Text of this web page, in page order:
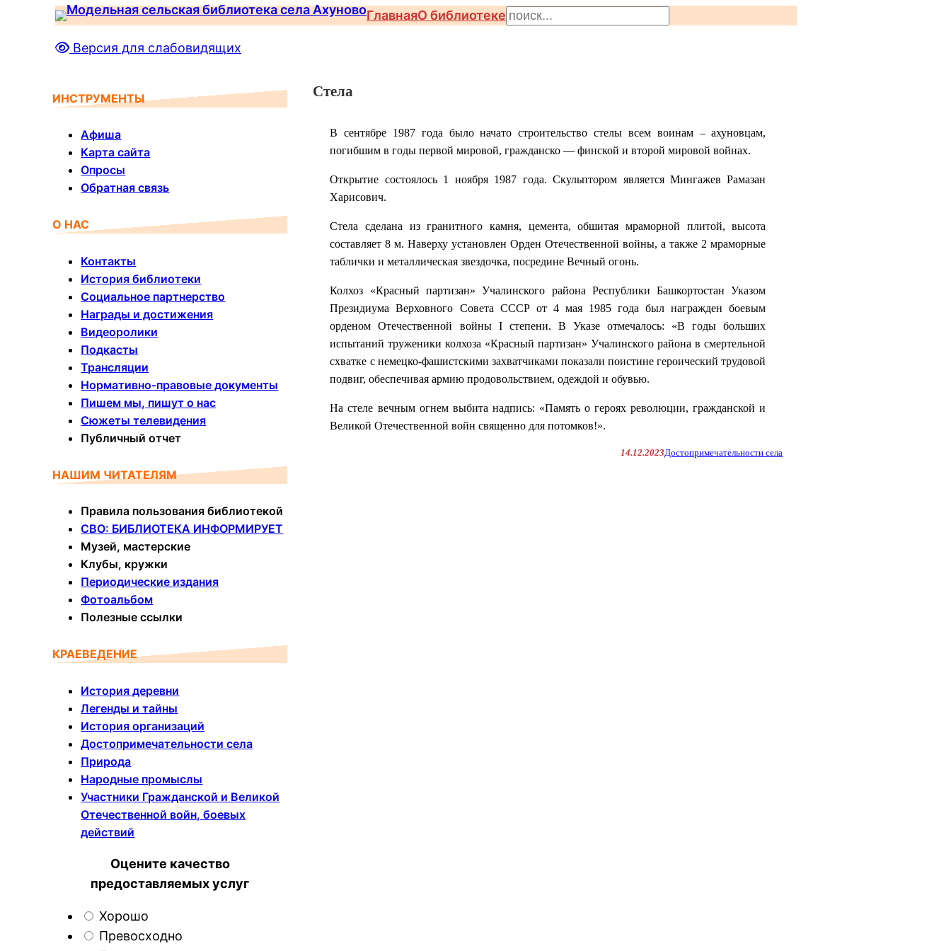
Перейти
содержимому
ГлавнаяО библиотекеП
Версия для слабовидящих
ИНСТРУМЕНТЫ
Афиша
Карта сайта
Опросы
Обратная связь
О НАС
Контакты
История библиотеки
Социальное партнерство
Награды и достижения
Видеоролики
Подкасты
Трансляции
Нормативно-правовые документы
Пишем мы, пишут о нас
Сюжеты телевидения
Публичный отчет
НАШИМ ЧИТАТЕЛЯМ
Правила пользования библиотекой
СВО: БИБЛИОТЕКА ИНФОРМИРУЕТ
Музей, мастерские
Клубы, кружки
Периодические издания
Фотоальбом
Полезные ссылки
КРАЕВЕДЕНИЕ
История деревни
Легенды и тайны
История организаций
Достопримечательности села
Природа
Народные промыслы
Участники Гражданской и Великой
Отечественной войн, боевых
действий
Оцените качество
предоставляемых услуг
Хорошо
Превосходно
Стела
В сентябре 1987 года было начато строительство стелы всем воинам – ахуновцам,
погибшим в годы первой мировой, гражданско — финской и второй мировой войнах.
Открытие состоялось 1 ноября 1987 года. Скульптором является Мингажев Рамазан
Харисович.
Стела сделана из гранитного камня, цемента, обшитая мраморной плитой, высота
составляет 8 м. Наверху установлен Орден Отечественной войны, а также 2 мраморные
таблички и металлическая звездочка, посредине Вечный огонь.
Колхоз «Красный партизан» Учалинского района Республики Башкортостан Указом
Президиума Верховного Совета СССР от 4 мая 1985 года был награжден боевым
орденом Отечественной войны I степени. В Указе отмечалось: «В годы больших
испытаний труженики колхоза «Красный партизан» Учалинского района в смертельной
схватке с немецко-фашистскими захватчиками показали поистине героический трудовой
подвиг, обеспечивая армию продовольствием, одеждой и обувью.
На стеле вечным огнем выбита надпись: «Память о героях революции, гражданской и
Великой Отечественной войн священно для потомков!».
14.12.2023Достопримечательности села